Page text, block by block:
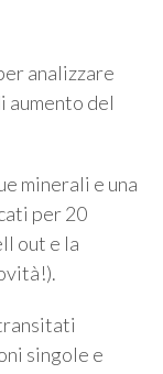
analizzare
aumento del
minerali e una
per 20
out e la
singole e